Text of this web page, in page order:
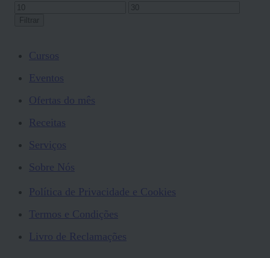
Preço
mínimo
Preço
Filtrar
Cursos
Eventos
Ofertas do mês
Receitas
Serviços
Sobre Nós
Política de Privacidade e Cookies
Termos e Condições
Livro de Reclamações